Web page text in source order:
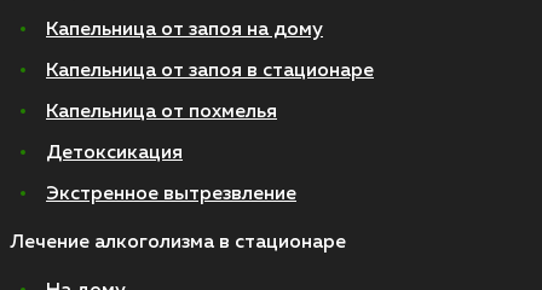
Капельница от запоя на дому
Капельница от запоя в стационаре
Капельница от похмелья
Детоксикация
Экстренное вытрезвление
Лечение алкоголизма в стационаре